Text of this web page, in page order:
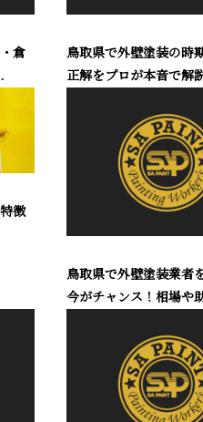
倉
鳥取県で外壁塗装の時
正解をプロが本音で解
徴
鳥取県で外壁塗装業者
今がチャンス！相場や